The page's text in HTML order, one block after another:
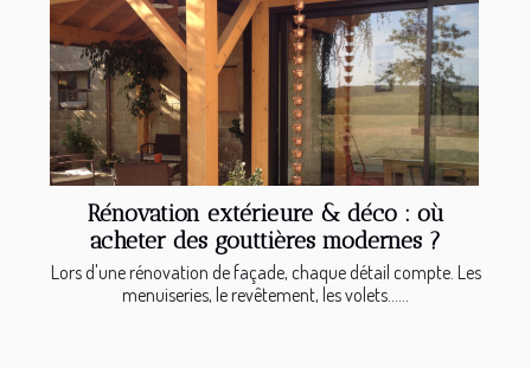
Rénovation extérieure & déco : où
acheter des gouttières modernes ?
Lors d'une rénovation de façade, chaque détail compte. Les
menuiseries, le revêtement, les volets…...